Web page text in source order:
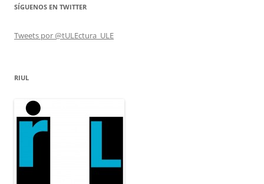
SÍGUENOS EN TWITTER
Tweets por @tULEctura_ULE
RIUL